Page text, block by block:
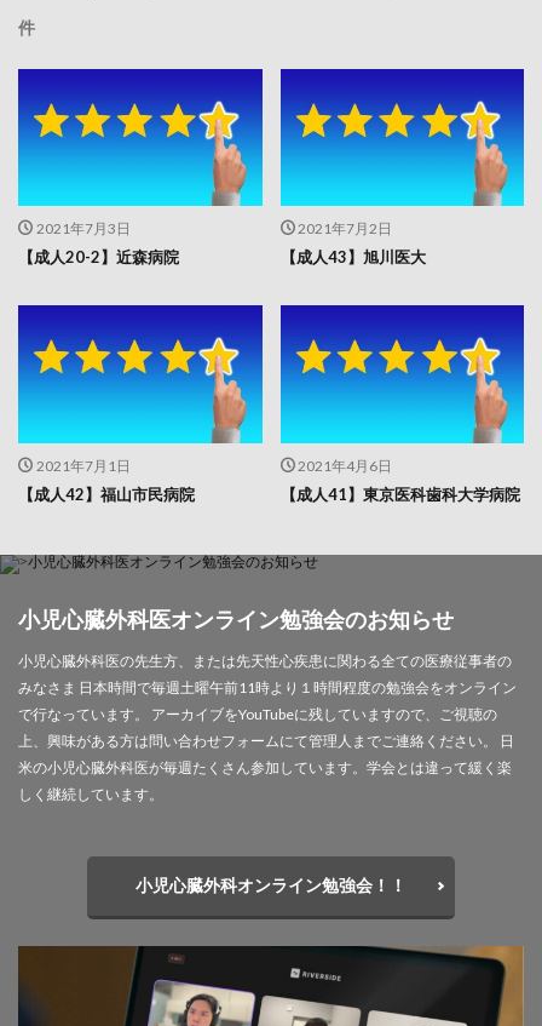
件
2021年7月3日
【成人20-2】近森病院
2021年7月2日
【成人43】旭川医大
2021年7月1日
【成人42】福山市民病院
2021年4月6日
【成人41】東京医科歯科大学病院
小児心臓外科医オンライン勉強会のお知らせ
小児心臓外科医の先生方、または先天性心疾患に関わる全ての医療従事者の
みなさま 日本時間で毎週土曜午前11時より１時間程度の勉強会をオンライン
で行なっています。 アーカイブをYouTubeに残していますので、ご視聴の
上、興味がある方は問い合わせフォームにて管理人までご連絡ください。 日
米の小児心臓外科医が毎週たくさん参加しています。学会とは違って緩く楽
しく継続しています。
小児心臓外科オンライン勉強会！！